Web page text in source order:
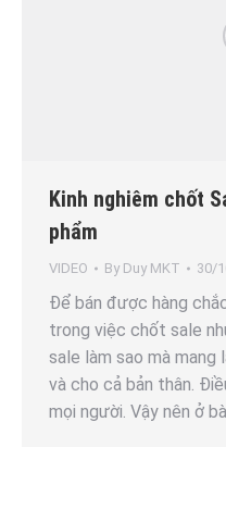
Kinh nghiêm chốt
phẩm
VIDEO By Duy MKT 30/
Để bán được hàng
trong việc chốt sale
sale làm sao mà mang
và cho cả bản thân.
mọi người. Vậy nên ở